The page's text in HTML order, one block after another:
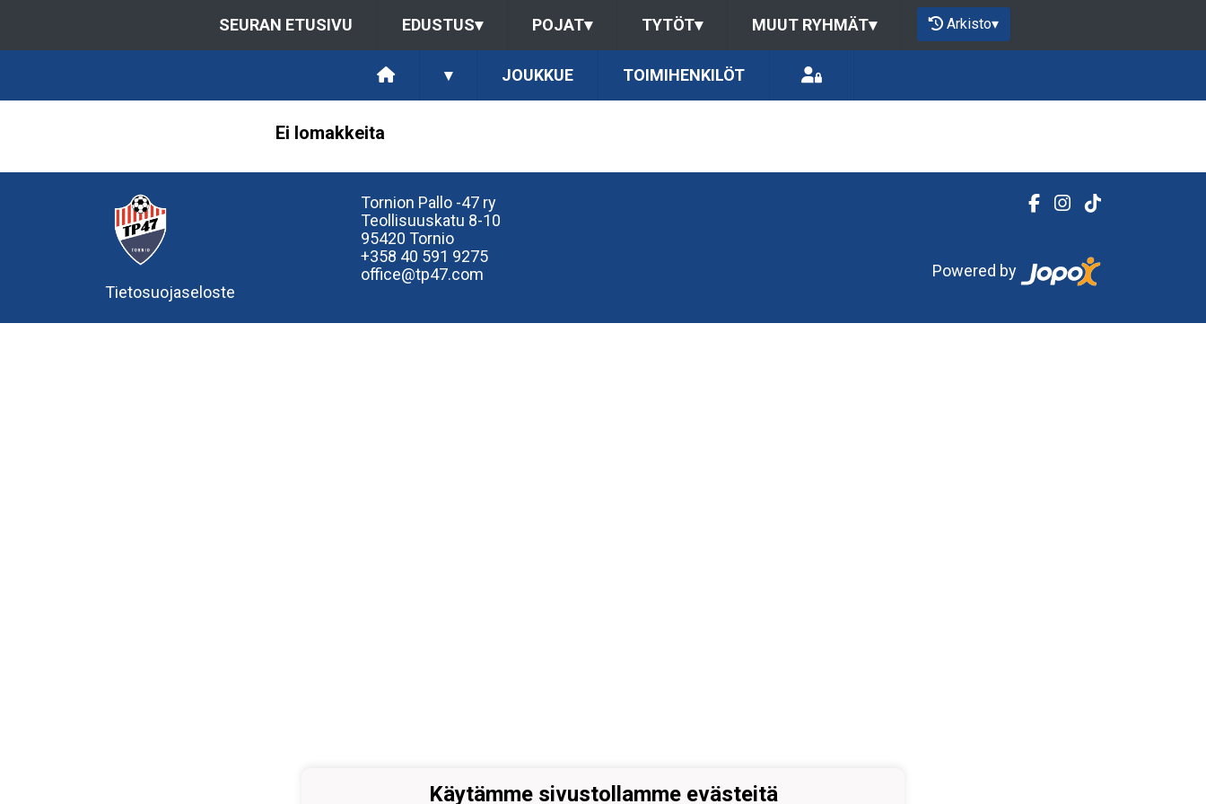
SEURAN ETUSIVU EDUSTUS▾ POJAT▾ TYTÖT▾ MUUT RYHMÄT▾ Arkisto▾
▾ JOUKKUE TOIMIHENKILÖT
Ei lomakkeita
Tietosuojaseloste
Tornion Pallo -47 ry
Teollisuuskatu 8-10
95420 Tornio
+358 40 591 9275
office@tp47.com
Powered by
Käytämme sivustollamme evästeitä